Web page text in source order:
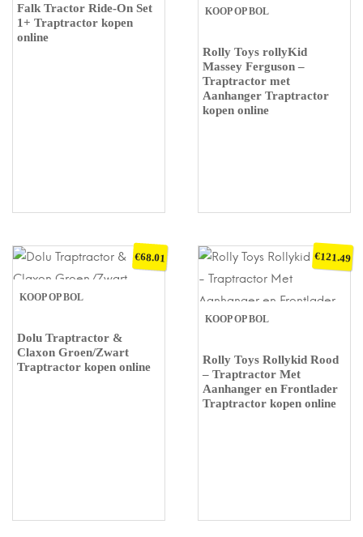
Falk Tractor Ride-On Set
1+ Traptractor kopen
online
KOOP OP BOL
Rolly Toys rollyKid
Massey Ferguson –
Traptractor met
Aanhanger Traptractor
kopen online
KOOP OP BOL
Dolu Traptractor &
Claxon Groen/Zwart
Traptractor kopen online
€68.01
KOOP OP BOL
Rolly Toys Rollykid Rood
– Traptractor Met
Aanhanger en Frontlader
Traptractor kopen online
€121.49